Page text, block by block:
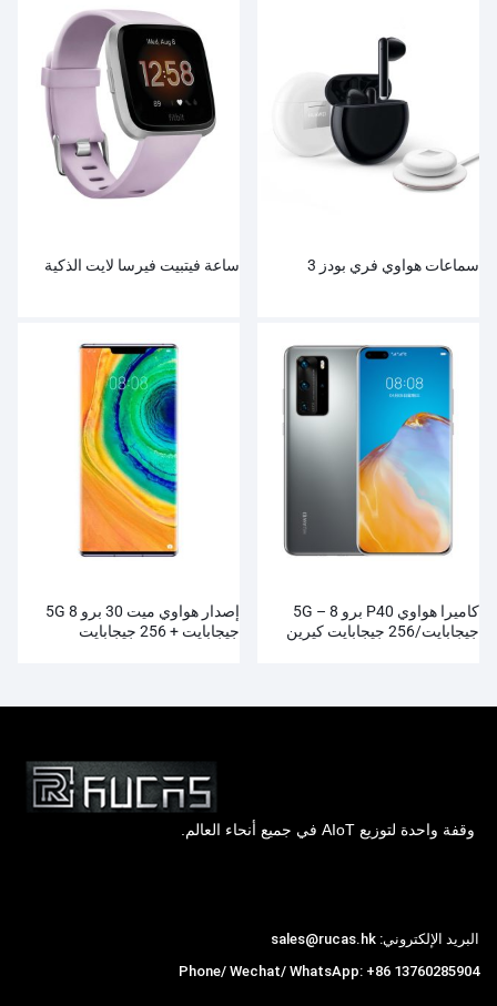
سماعات هواوي فري بودز 3 ساعة فيتبيت فيرسا لايت الذكية
كاميرا هواوي P40 برو 5G – 8
جيجابايت/256 جيجابايت كيرين
إصدار هواوي ميت 30 برو 5G 8
جيجابايت + 256 جيجابايت
وقفة واحدة لتوزيع AIoT في جميع أنحاء العالم.
البريد الإلكتروني: sales@rucas.hk
Phone/ Wechat/ WhatsApp: +86 13760285904